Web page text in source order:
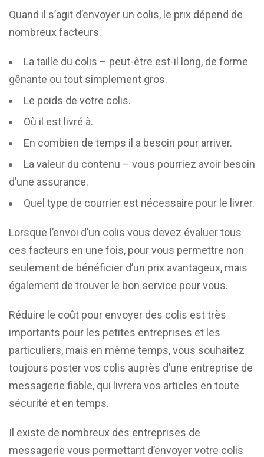
Quand il s’agit d’envoyer un colis, le prix dépend de
nombreux facteurs.
La taille du colis – peut-être est-il long, de forme
gênante ou tout simplement gros.
Le poids de votre colis.
Où il est livré à.
En combien de temps il a besoin pour arriver.
La valeur du contenu – vous pourriez avoir besoin
d’une assurance.
Quel type de courrier est nécessaire pour le livrer.
Lorsque l’envoi d’un colis vous devez évaluer tous
ces facteurs en une fois, pour vous permettre non
seulement de bénéficier d’un prix avantageux, mais
également de trouver le bon service pour vous.
Réduire le coût pour envoyer des colis est très
importants pour les petites entreprises et les
particuliers, mais en même temps, vous souhaitez
toujours poster vos colis auprès d’une entreprise de
messagerie fiable, qui livrera vos articles en toute
sécurité et en temps.
Il existe de nombreux des entreprises de
messagerie vous permettant d’envoyer votre colis